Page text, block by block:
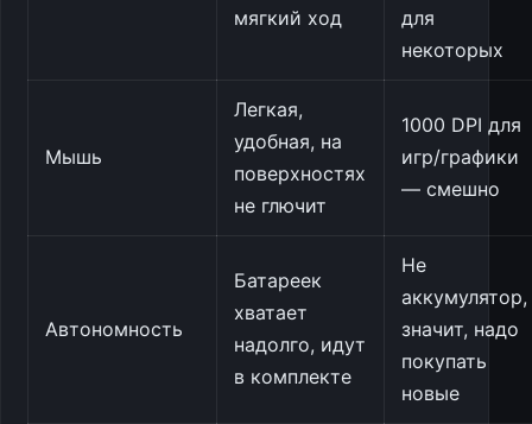
мягкий ход
для
некоторых
Мышь
Легкая,
удобная, на
поверхностях
не глючит
1000 DPI для
игр/графики
— смешно
Автономность
Батареек
хватает
надолго, идут
в комплекте
Не
аккумулятор,
значит, надо
покупать
новые